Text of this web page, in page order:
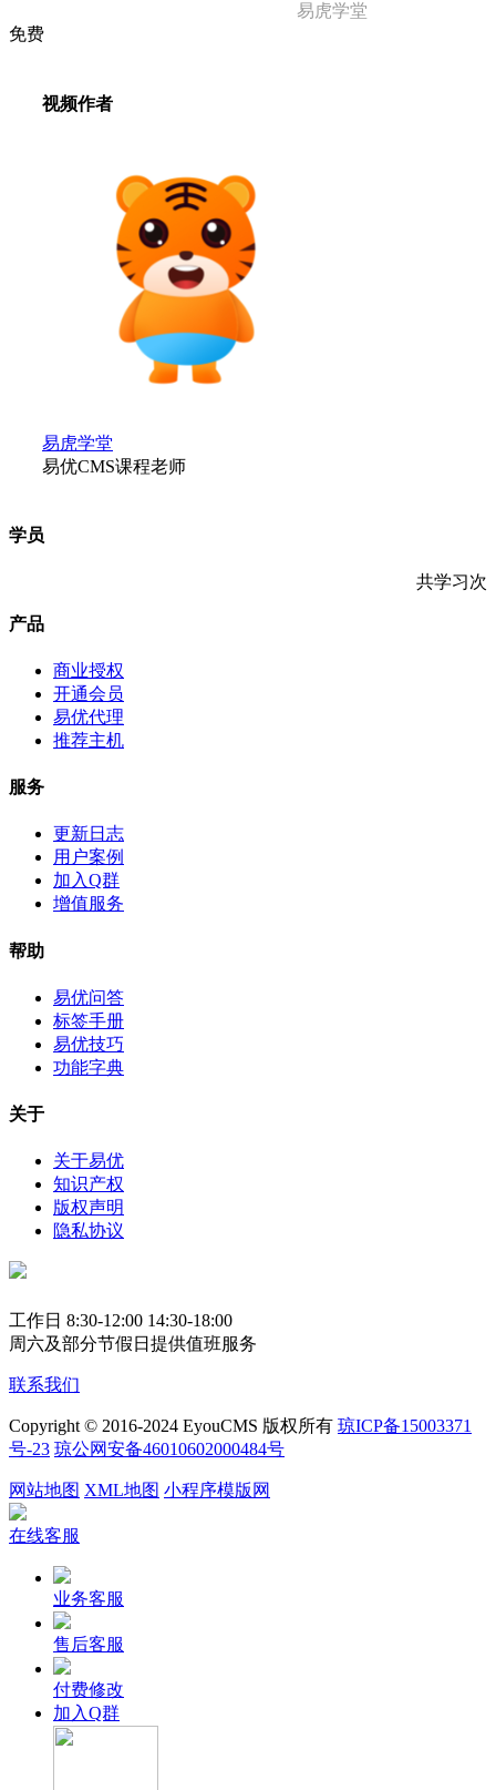
易虎学堂
免费
视频作者
易虎学堂
易优CMS课程老师
学员
共学习次
产品
商业授权
开通会员
易优代理
推荐主机
服务
更新日志
用户案例
加入Q群
增值服务
帮助
易优问答
标签手册
易优技巧
功能字典
关于
关于易优
知识产权
版权声明
隐私协议
工作日 8:30-12:00 14:30-18:00
周六及部分节假日提供值班服务
联系我们
Copyright © 2016-2024 EyouCMS 版权所有 琼ICP备15003371
号-23 琼公网安备46010602000484号
网站地图 XML地图 小程序模版网
在线客服
业务客服
售后客服
付费修改
加入Q群